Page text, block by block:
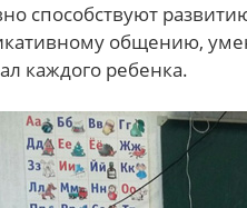
способствуют
общению,
каждого ребенка.